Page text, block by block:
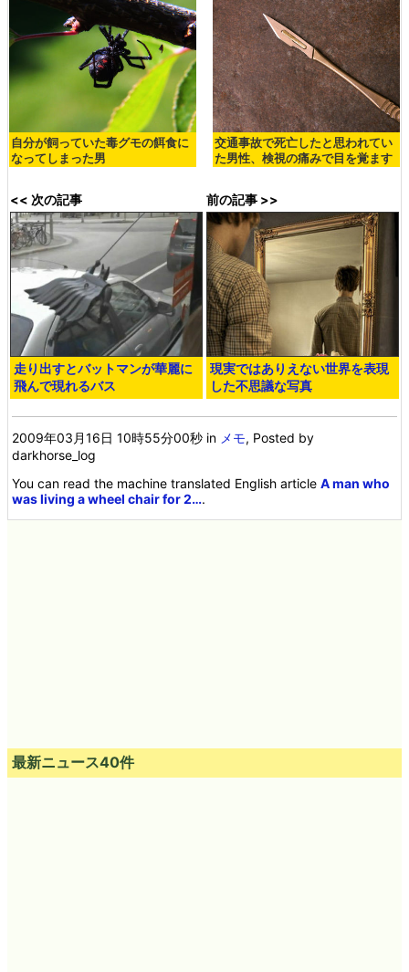
自分が飼っていた毒グモの餌食に
なってしまった男
交通事故で死亡したと思われてい
た男性、検視の痛みで目を覚ます
<< 次の記事
走り出すとバットマンが華麗に
飛んで現れるバス
前の記事 >>
現実ではありえない世界を表現
した不思議な写真
2009年03月16日 10時55分00秒 in メモ, Posted by
darkhorse_log
You can read the machine translated English articleA man who
was living a wheel chair for 2….
最新ニュース40件